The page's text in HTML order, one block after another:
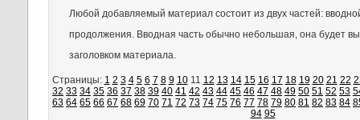
Любой добавляемый материал состоит из двух частей:
продолжения. Вводная часть обычно небольшая, она будет
заголовком материала.
Страницы: 1 2 3 4 5 6 7 8 9 1011 12 13 14 15 16 17 18 19 20 21 22
32 33 34 35 36 37 38 39 40 41 42 43 44 45 46 47 48 49 50 51 52 53
63 64 65 66 67 68 69 70 71 72 73 74 75 76 77 78 79 80 81 82 83 84
94 95